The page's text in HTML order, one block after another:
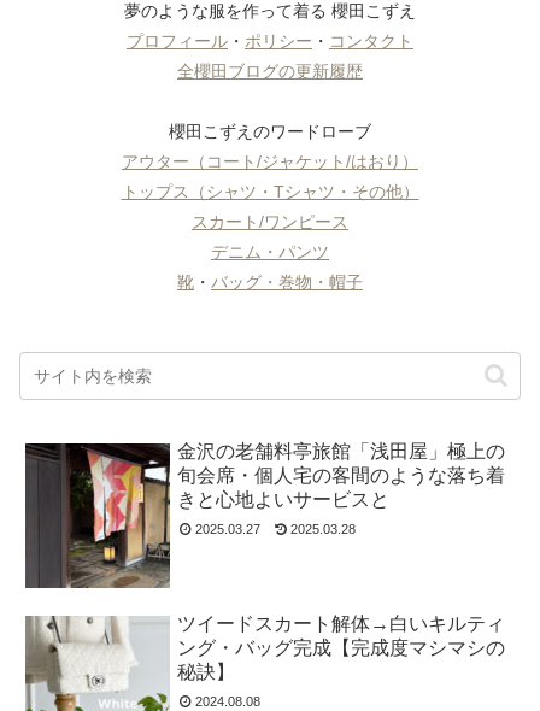
夢のような服を作って着る 櫻田こずえ
プロフィール ・ ポリシー ・ コンタクト
全櫻田ブログの更新履歴
櫻田こずえのワードローブ
アウター（コート/ジャケット/はおり）
トップス（シャツ・Tシャツ・その他）
スカート/ワンピース
デニム・パンツ
靴 ・ バッグ・巻物・帽子
金沢の老舗料亭旅館「浅田屋」極上の
旬会席・個人宅の客間のような落ち着
きと心地よいサービスと
2025.03.27 2025.03.28
ツイードスカート解体→白いキルティ
ング・バッグ完成【完成度マシマシの
秘訣】
2024.08.08